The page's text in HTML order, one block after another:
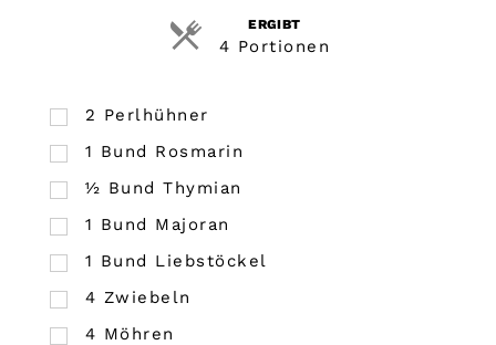
ERGIBT
4 Portionen
2 Perlhühner
1 Bund Rosmarin
½ Bund Thymian
1 Bund Majoran
1 Bund Liebstöckel
4 Zwiebeln
4 Möhren